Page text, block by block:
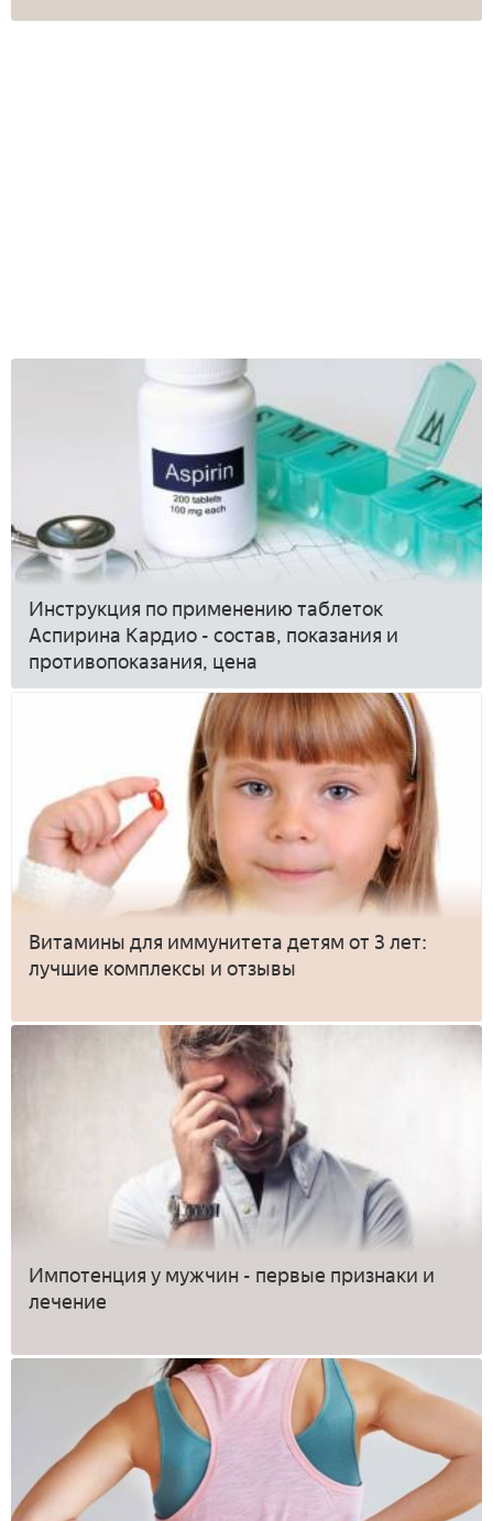
Инструкция по применению таблеток
Аспирина Кардио - состав, показания и
противопоказания, цена
Витамины для иммунитета детям от 3 лет:
лучшие комплексы и отзывы
Импотенция у мужчин - первые признаки и
лечение